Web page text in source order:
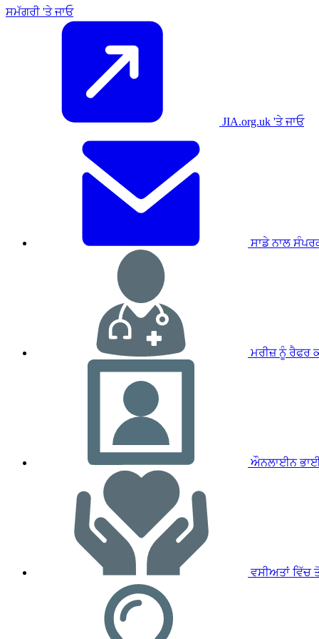
ਸਮੱਗਰੀ 'ਤੇ ਜਾਓ
JIA.org.uk 'ਤੇ ਜਾਓ
ਸਾਡੇ ਨਾਲ
ਮਰੀਜ਼ ਨੂੰ ਰੈਫਰ
ਔਨਲਾਈਨ
ਵਸੀਅਤਾਂ ਵਿੱਚ